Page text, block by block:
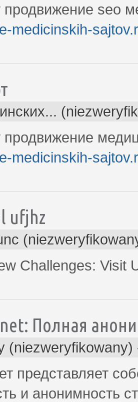
продвижение seo
medicinskih-
продвижение
medicinskih-
ufjhz
Challenges: Visit
Полная
(niezweryfikowany)
представляет
и анонимность